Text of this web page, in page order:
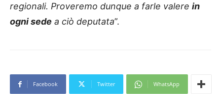
regionali. Proveremo dunque a farle valere in
ogni sede a ciò deputata”.
Facebook Twitter WhatsApp